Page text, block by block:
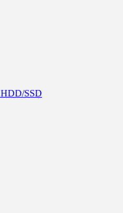
SSD